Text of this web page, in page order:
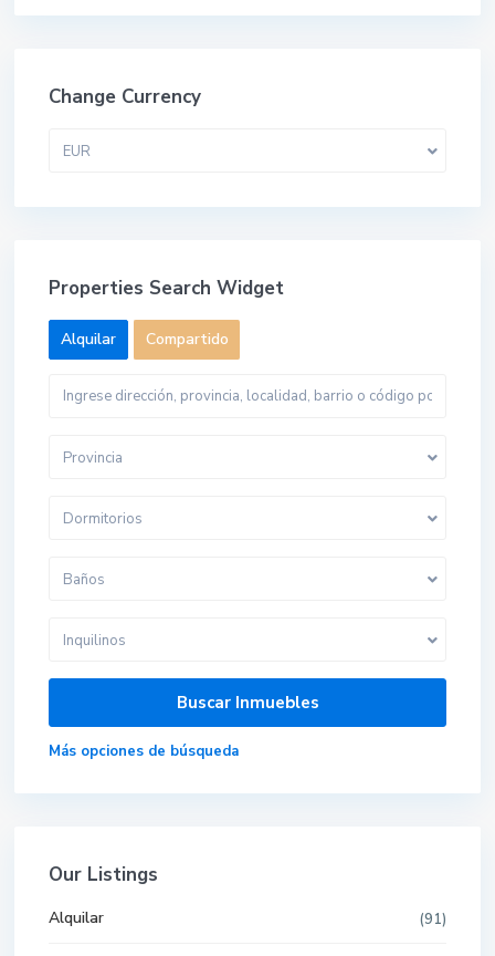
Change Currency
EUR
Properties Search Widget
Alquilar Compartido
Provincia
Dormitorios
Baños
Inquilinos
Más opciones de búsqueda
Our Listings
Alquilar (91)